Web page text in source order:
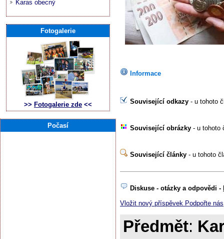
Informace
Související odkazy - u tohoto
Související obrázky - u tohoto
Související články - u tohoto
Diskuse - otázky a odpovědi -
Vložit nový příspěvek Podpořte nás
Předmět:
Karas obecný
Fotogalerie
>> Fotogalerie zde <<
Počasí